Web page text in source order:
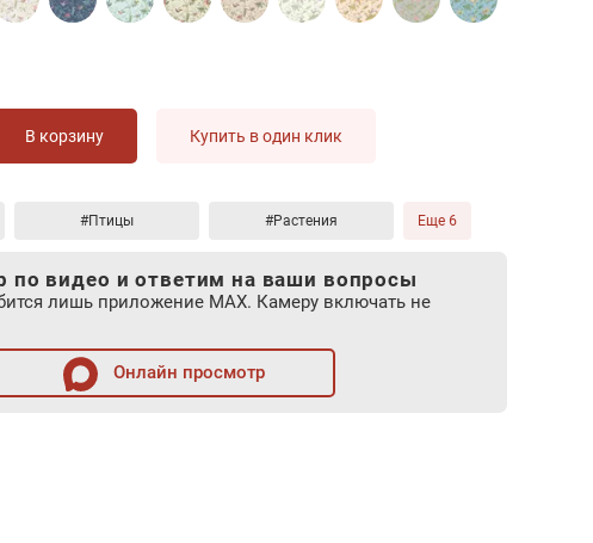
В корзину Купить в один клик
#Птицы #Растения Еще 6
по видео и ответим на ваши вопросы
лишь приложение MAX. Камеру включать не
Онлайн просмотр